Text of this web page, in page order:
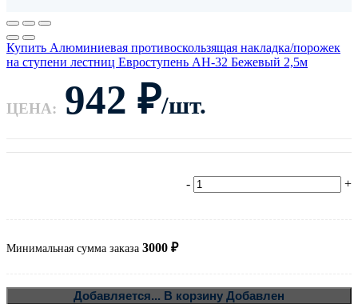
Купить Алюминиевая противоскользящая накладка/порожек
на ступени лестниц Евроступень АН-32 Бежевый 2,5м
ЦЕНА: 942 ₽/шт.
- +
Минимальная сумма заказа 3000 ₽
Добавляется... В корзину Добавлен